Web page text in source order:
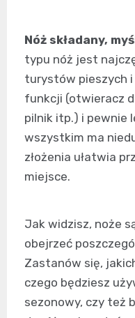
Nóż składany,
typu nóż jest
turystów pieszych i
funkcji (otwieracz
pilnik itp.) i pewnie
wszystkim ma
złożenia ułatwia
miejsce.
Jak widzisz, noże
obejrzeć
Zastanów się,
czego będziesz
sezonowy, czy też